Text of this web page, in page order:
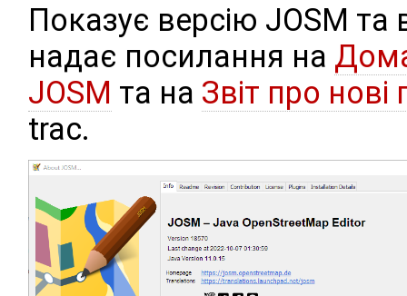
Показує версію JOSM та
надає посилання на
JOSM та на Звіт про
trac.